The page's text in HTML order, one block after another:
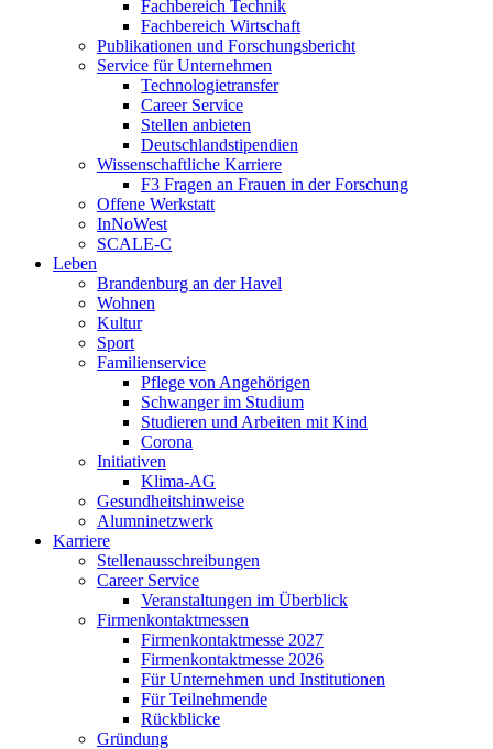
Fachbereich Technik
Fachbereich Wirtschaft
Publikationen und Forschungsbericht
Service für Unternehmen
Technologietransfer
Career Service
Stellen anbieten
Deutschlandstipendien
Wissenschaftliche Karriere
F3 Fragen an Frauen in der Forschung
Offene Werkstatt
InNoWest
SCALE-C
Leben
Brandenburg an der Havel
Wohnen
Kultur
Sport
Familienservice
Pflege von Angehörigen
Schwanger im Studium
Studieren und Arbeiten mit Kind
Corona
Initiativen
Klima-AG
Gesundheitshinweise
Alumninetzwerk
Karriere
Stellenausschreibungen
Career Service
Veranstaltungen im Überblick
Firmenkontaktmessen
Firmenkontaktmesse 2027
Firmenkontaktmesse 2026
Für Unternehmen und Institutionen
Für Teilnehmende
Rückblicke
Gründung